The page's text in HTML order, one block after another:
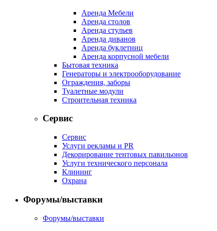
Аренда Мебели
Аренда столов
Аренда стульев
Аренда диванов
Аренда буклетниц
Аренда корпусной мебели
Бытовая техника
Генераторы и электрооборудование
Ограждения, заборы
Туалетные модули
Строительная техника
Сервис
Сервис
Услуги рекламы и PR
Декорирование тентовых павильонов
Услуги технического персонала
Клининг
Охрана
Форумы/выставки
Форумы/выставки